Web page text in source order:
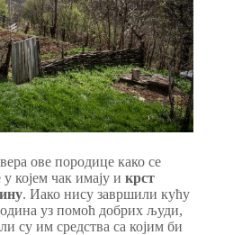
ове породице како се
којем чак имају и крст
. Иако нису завршили кућу
уз помоћ добрих људи,
су им средства са којим би